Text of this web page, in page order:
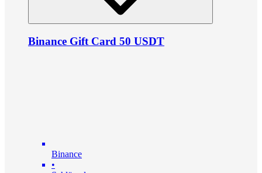
Binance Gift Card 50 USDT
Binance
•